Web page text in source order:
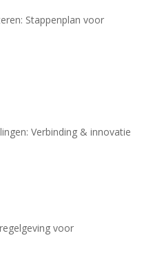
Stappenplan voor
Verbinding & innovatie
voor